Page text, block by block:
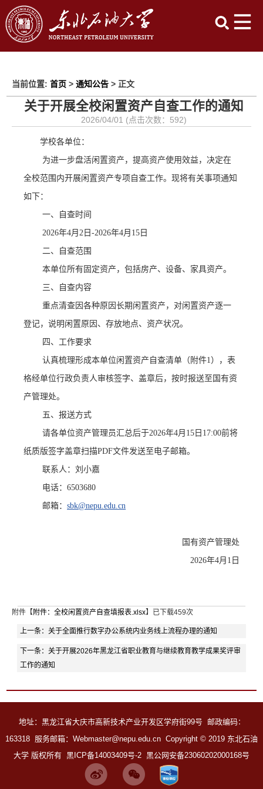
当前位置: 首页> 通知公告> 正文
关于开展全校闲置资产自查工作的通知
2026/04/01 (点击次数： 592)
学校各单位：
为进一步盘活闲置资产 ，提高资产使用效益，决定在
全校范围内开展闲置资产专项自查工作。现将有关事项通知
如下：
一、自查时间
2026年4月2 日-2026年4月 15 日
二、自查范围
本单位所有固定资产，包括房产、设备、家具资产。
三、自查内容
重点清查 因各种原因长期闲置资产 ，对闲置资产逐一
登记，说明闲置原因、存放地点、资产状况。
四、工作要求
认真梳理形成本单位闲置资产自查清单 （ 附件1） ，表
格经单位行政负责人审核签字、 盖章后，按时报送至 国有资
产管理处。
五、报送方式
请各单位资产管理员汇总后于2026年4月15日 17:00前将
纸质版签字盖章扫描PDF文件发送至电子邮箱。
联系人：刘小嘉
电话：6503680
邮箱：sbk@nepu.edu.cn
国有资产管理处
2026年4月 1 日
附件【 附件：全校闲置资产自查填报表.xlsx】已下载459次
上一条： 关于全面推行数字办公系统内业务线上流程办理的通知
下一条： 关于开展2026年黑龙江省职业教育与继续教育教学成果奖评审
工作的通知
地址：黑龙江省大庆市高新技术产业开发区学府街99号 邮政编码：
163318 服务邮箱：Webmaster@nepu.edu.cn Copyright © 2019 东北石油
大学 版权所有 黑ICP备14003409号-2 黑公网安备23060202000168号